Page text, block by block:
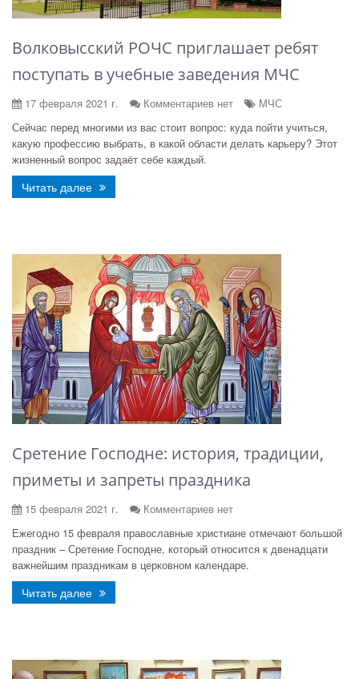
Волковысский РОЧС приглашает ребят
поступать в учебные заведения МЧС
17 февраля 2021 г. Комментариев нет
МЧС
Сейчас перед многими из вас стоит вопрос: куда пойти учиться,
какую профессию выбрать, в какой области делать карьеру? Этот
жизненный вопрос задаёт себе каждый.
Читать далее
Сретение Господне: история, традиции,
приметы и запреты праздника
15 февраля 2021 г.
Комментариев нет
Ежегодно 15 февраля православные христиане отмечают большой
праздник – Сретение Господне, который относится к двенадцати
важнейшим праздникам в церковном календаре.
Читать далее